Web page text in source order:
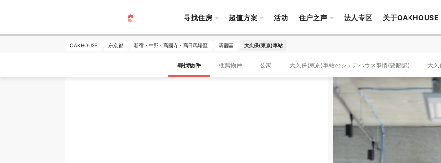
寻找住房 超值方案 活动 住户之声 法人专区 关于OAKHOUSE
OAKHOUSE 东京都 新宿・中野・高圓寺・高田馬場區 新宿區 大久保(東京)車站
尋找物件 推薦物件 公寓 大久保(東京)車站のシェアハウス事情(要翻訳) 大久